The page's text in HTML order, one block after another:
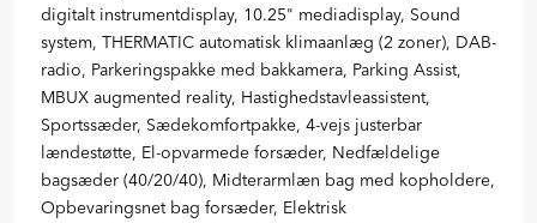
digitalt instrumentdisplay, 10.25" mediadisplay, Sound
system, THERMATIC automatisk klimaanlæg (2 zoner), DAB-
radio, Parkeringspakke med bakkamera, Parking Assist,
MBUX augmented reality, Hastighedstavleassistent,
Sportssæder, Sædekomfortpakke, 4-vejs justerbar
lændestøtte, El-opvarmede forsæder, Nedfældelige
bagsæder (40/20/40), Midterarmlæn bag med kopholdere,
Opbevaringsnet bag forsæder, Elektrisk